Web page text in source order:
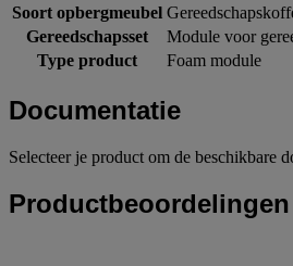
Soort opbergmeubel
Gereedschapsset
Module voor
Type product
Foam module
Documentatie
Selecteer je product om de beschikbare
Productbeoordelingen